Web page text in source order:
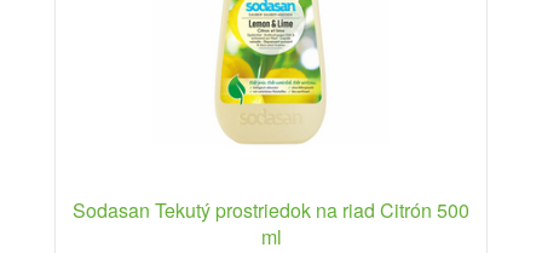
Sodasan Tekutý prostriedok na riad Citrón 500
ml